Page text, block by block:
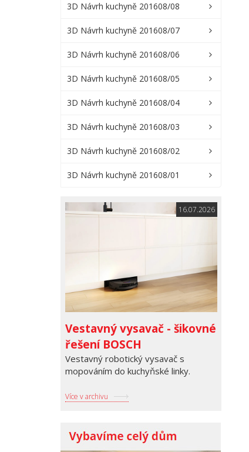
3D Návrh kuchyně 201608/08
3D Návrh kuchyně 201608/07
3D Návrh kuchyně 201608/06
3D Návrh kuchyně 201608/05
3D Návrh kuchyně 201608/04
3D Návrh kuchyně 201608/03
3D Návrh kuchyně 201608/02
3D Návrh kuchyně 201608/01
16.07.2026
Vestavný vysavač - šikovné
řešení BOSCH
Vestavný robotický vysavač s
mopováním do kuchyňské linky.
Více v archivu